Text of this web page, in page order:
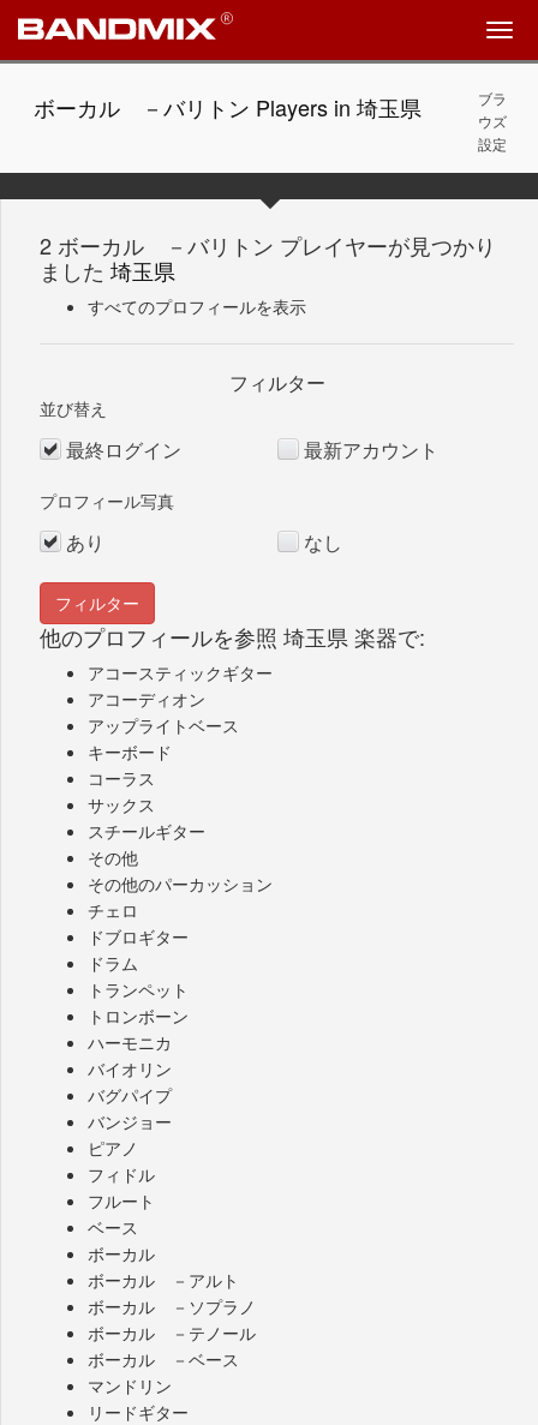
ブラ
ウズ
設定
ボーカル －バリトン Players in 埼玉県
2 ボーカル －バリトン プレイヤーが見つかり
ました 埼玉県
すべてのプロフィールを表示
フィルター
並び替え
最終ログイン 最新アカウント
プロフィール写真
あり なし
他のプロフィールを参照 埼玉県 楽器で:
アコースティックギター
アコーディオン
アップライトベース
キーボード
コーラス
サックス
スチールギター
その他
その他のパーカッション
チェロ
ドブロギター
ドラム
トランペット
トロンボーン
ハーモニカ
バイオリン
バグパイプ
バンジョー
ピアノ
フィドル
フルート
ベース
ボーカル
ボーカル －アルト
ボーカル －ソプラノ
ボーカル －テノール
ボーカル －ベース
マンドリン
リードギター